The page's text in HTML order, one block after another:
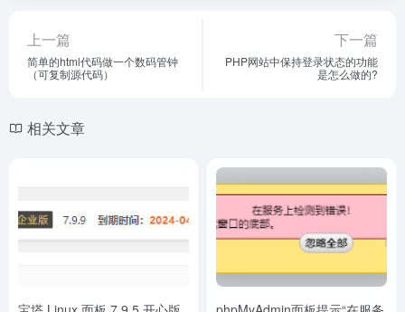
上一篇
简单的html代码做一个数码管钟
（可复制源代码）
下一篇
PHP网站中保持登录状态的功能
是怎么做的?
相关文章